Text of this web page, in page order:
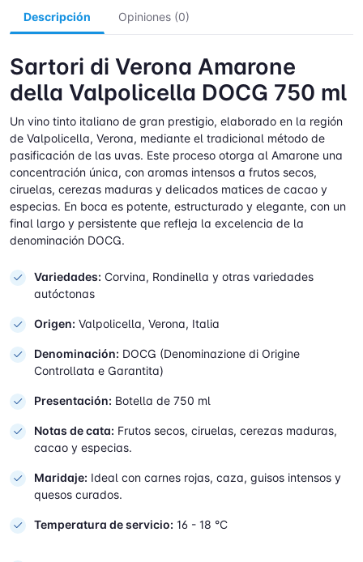
Descripción Opiniones (0)
Sartori di Verona Amarone
della Valpolicella DOCG 750 ml
Un vino tinto italiano de gran prestigio, elaborado en la región
de Valpolicella, Verona, mediante el tradicional método de
pasificación de las uvas. Este proceso otorga al Amarone una
concentración única, con aromas intensos a frutos secos,
ciruelas, cerezas maduras y delicados matices de cacao y
especias. En boca es potente, estructurado y elegante, con un
final largo y persistente que refleja la excelencia de la
denominación DOCG.
Variedades: Corvina, Rondinella y otras variedades
autóctonas
Origen: Valpolicella, Verona, Italia
Denominación: DOCG (Denominazione di Origine
Controllata e Garantita)
Presentación: Botella de 750 ml
Notas de cata: Frutos secos, ciruelas, cerezas maduras,
cacao y especias.
Maridaje: Ideal con carnes rojas, caza, guisos intensos y
quesos curados.
Temperatura de servicio: 16 - 18 °C